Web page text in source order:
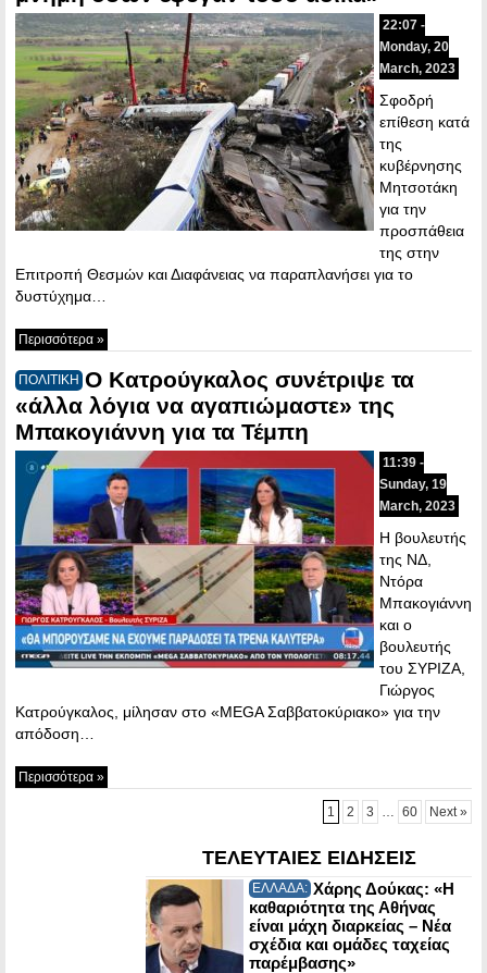
22:07 -
Monday, 20
March, 2023
Σφοδρή
επίθεση κατά
της
κυβέρνησης
Μητσοτάκη
για την
προσπάθεια
της στην
Επιτροπή Θεσμών και Διαφάνειας να παραπλανήσει για το
δυστύχημα…
Περισσότερα »
ΠΟΛΙΤΙΚΗ Ο Κατρούγκαλος συνέτριψε τα
«άλλα λόγια να αγαπιώμαστε» της
Μπακογιάννη για τα Τέμπη
11:39 -
Sunday, 19
March, 2023
Η βουλευτής
της ΝΔ,
Ντόρα
Μπακογιάννη
και ο
βουλευτής
του ΣΥΡΙΖΑ,
Γιώργος
Κατρούγκαλος, μίλησαν στο «MEGA Σαββατοκύριακο» για την
απόδοση…
Περισσότερα »
1 2 3 60 Next »
ΤΕΛΕΥΤΑΙΕΣ ΕΙΔΗΣΕΙΣ
ΕΛΛΑΔΑ: Χάρης Δούκας: «Η
καθαριότητα της Αθήνας
είναι μάχη διαρκείας – Νέα
σχέδια και ομάδες ταχείας
παρέμβασης»